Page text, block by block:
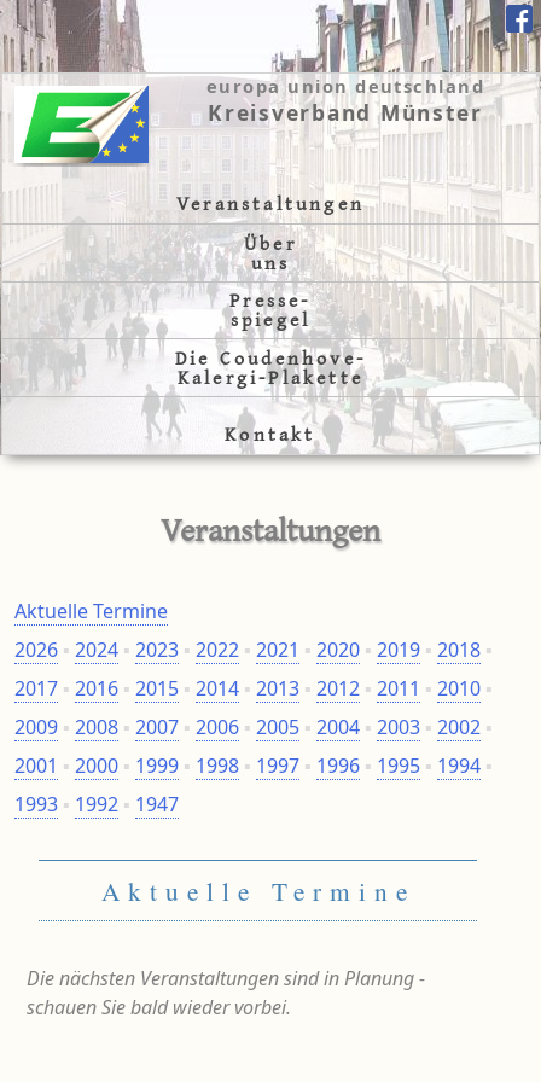
europa union deutschland
Kreisverband Münster
Veranstaltungen
Über
uns
Presse-
spiegel
Die Coudenhove-
Kalergi-Plakette
Kontakt
Veranstaltungen
Aktuelle Termine
2026 ▪ 2024 ▪ 2023 ▪ 2022 ▪ 2021 ▪ 2020 ▪ 2019 ▪ 2018 ▪
2017 ▪ 2016 ▪ 2015 ▪ 2014 ▪ 2013 ▪ 2012 ▪ 2011 ▪ 2010 ▪
2009 ▪ 2008 ▪ 2007 ▪ 2006 ▪ 2005 ▪ 2004 ▪ 2003 ▪ 2002 ▪
2001 ▪ 2000 ▪ 1999 ▪ 1998 ▪ 1997 ▪ 1996 ▪ 1995 ▪ 1994 ▪
1993 ▪ 1992 ▪ 1947
Aktuelle Termine
Die nächsten Veranstaltungen sind in Planung -
schauen Sie bald wieder vorbei.